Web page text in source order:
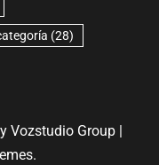
(28)
Vozstudio Group |